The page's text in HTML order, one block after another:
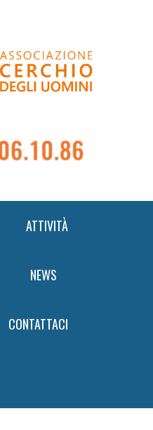
ATTIVITÀ
NEWS
CONTATTACI